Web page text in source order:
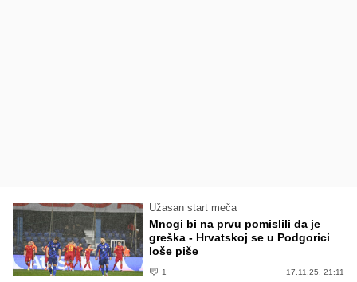
Užasan start meča
Mnogi bi na prvu pomislili da je
greška - Hrvatskoj se u Podgorici
loše piše
1 17.11.25. 21:11